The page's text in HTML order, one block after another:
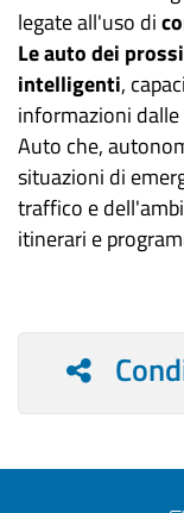
legate all'uso di
Le auto dei
intelligenti,
informazioni
Auto che,
situazioni di
traffico e
itinerari e